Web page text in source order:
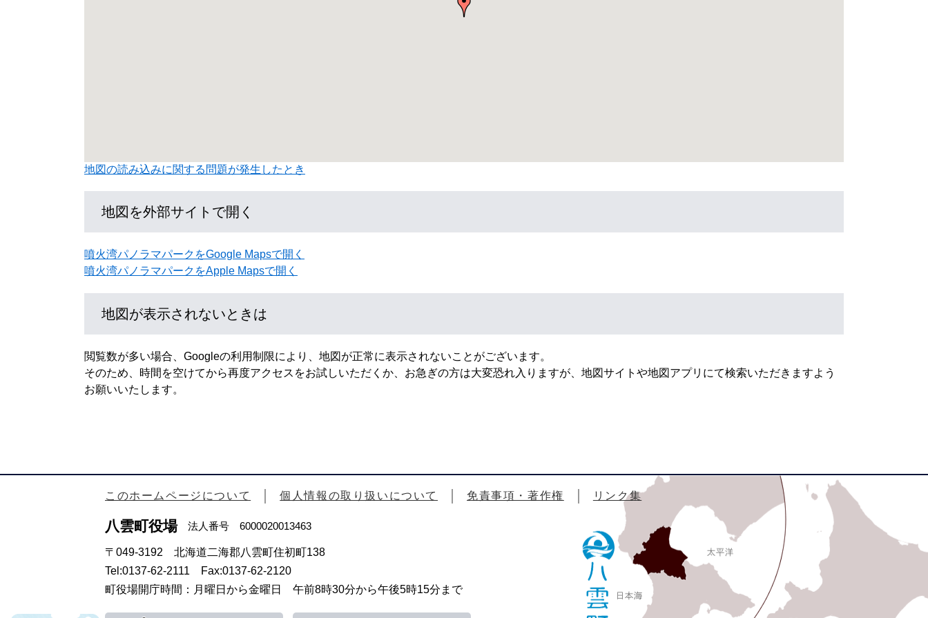
地図の読み込みに関する問題が発生したとき
地図を外部サイトで開く
噴火湾パノラマパークをGoogle Mapsで開く
噴火湾パノラマパークをApple Mapsで開く
地図が表示されないときは
閲覧数が多い場合、Googleの利用制限により、地図が正常に表示されないことがございます。
そのため、時間を空けてから再度アクセスをお試しいただくか、お急ぎの方は大変恐れ入りますが、地図サイトや地図アプリにて検索いただきますよう
お願いいたします。
このホームページについて 個人情報の取り扱いについて 免責事項・著作権 リンク集
八雲町役場法人番号 6000020013463
〒049-3192 北海道二海郡八雲町住初町138
Tel:0137-62-2111 Fax:0137-62-2120
町役場開庁時間：月曜日から金曜日 午前8時30分から午後5時15分まで